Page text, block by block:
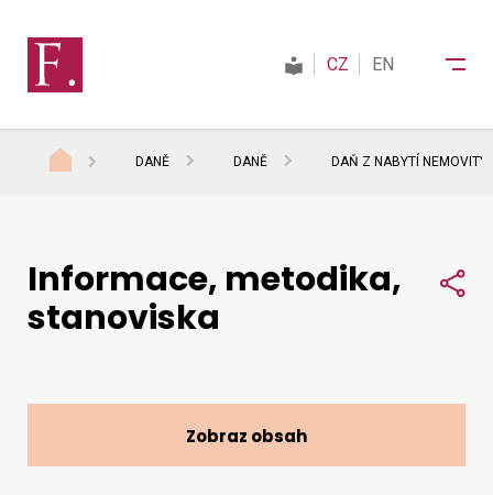
Daně
CZ EN
DANĚ DANĚ DAŇ Z NABYTÍ
Informace, metodika,
stanoviska
Zobraz obsah